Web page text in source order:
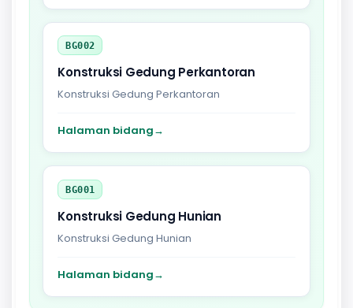
BG002
Konstruksi Gedung Perkantoran
Konstruksi Gedung Perkantoran
Halaman bidang→
BG001
Konstruksi Gedung Hunian
Konstruksi Gedung Hunian
Halaman bidang→